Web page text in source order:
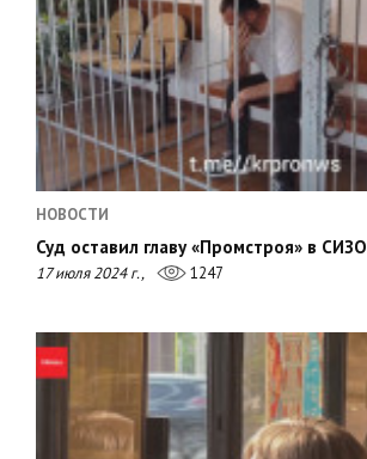
НОВОСТИ
Суд оставил главу «Промстроя» в СИЗО
17 июля 2024 г., 1247